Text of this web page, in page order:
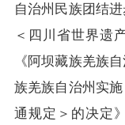
自治州民族团结
＜四川省世界遗
《阿坝藏族羌族
族羌族自治州实
通规定＞的决定